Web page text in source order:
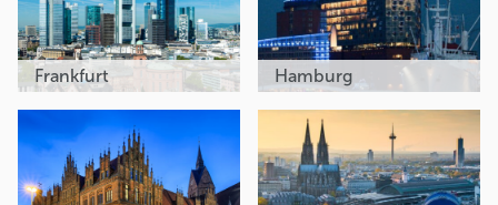
Frankfurt Hamburg